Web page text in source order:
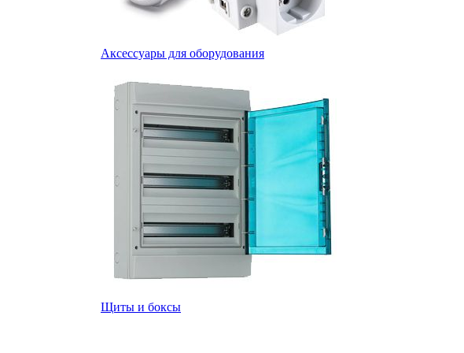
Аксессуары для оборудования
Щиты и боксы